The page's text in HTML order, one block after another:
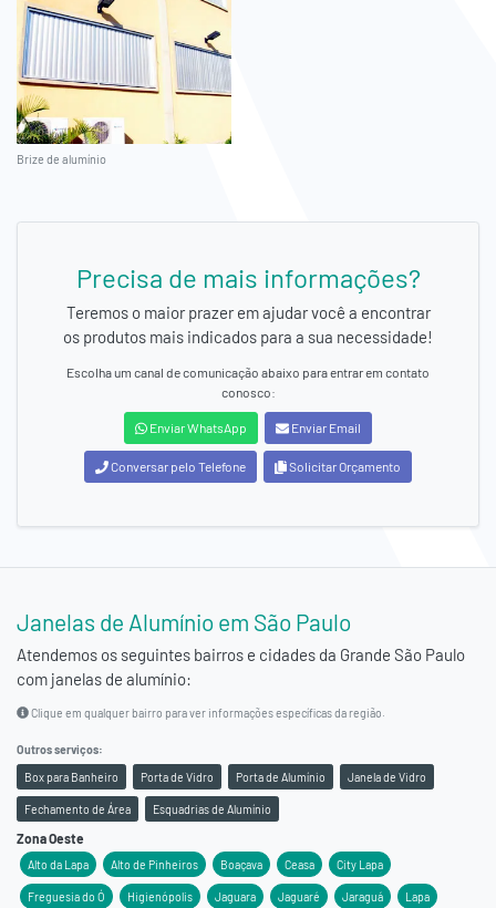
Brize de alumínio
Precisa de mais informações?
Teremos o maior prazer em ajudar você a encontrar
os produtos mais indicados para a sua necessidade!
Escolha um canal de comunicação abaixo para entrar em contato
conosco:
Enviar WhatsApp Enviar Email
Conversar pelo Telefone Solicitar Orçamento
Janelas de Alumínio em São Paulo
Atendemos os seguintes bairros e cidades da Grande São Paulo
com janelas de alumínio:
Clique em qualquer bairro para ver informações específicas da região.
Outros serviços:
Box para Banheiro
Porta de Vidro Porta de Alumínio Janela de Vidro
Fechamento de Área Esquadrias de Alumínio
Zona Oeste
Alto da Lapa Alto de Pinheiros Boaçava Ceasa City Lapa
Freguesia do Ó Higienópolis Jaguara Jaguaré Jaraguá Lapa